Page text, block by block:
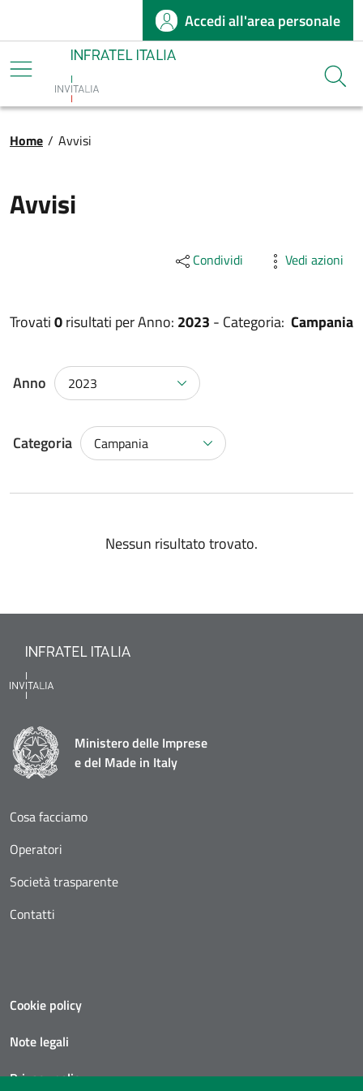
Salta al contenuto principaleAccedi all'area personale
Infratel
Briciole di pane
Home / Avvisi
Avvisi
Condividi Vedi azioni
Trovati0risultati perAnno: 2023 - Categoria: Campania
Anno 2023
Categoria Campania
Nessun risultato trovato.
Ministero delle Imprese
e del Made in Italy
Cosa facciamo
Operatori
Società trasparente
Contatti
Cookie policy
Note legali
Privacy policy